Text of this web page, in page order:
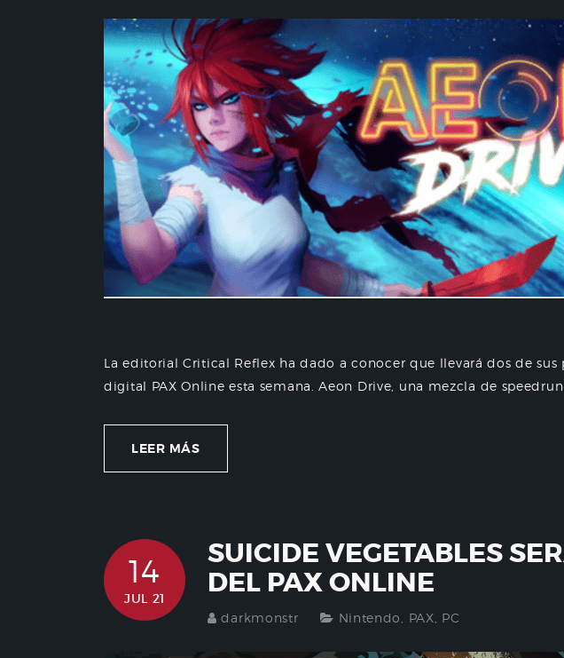
La editorial Critical Reflex ha dado a conocer que llevará dos de sus
digital PAX Online esta semana. Aeon Drive, una mezcla de
LEER MÁS
14
JUL 21
SUICIDE VEGETABLES
DEL PAX ONLINE
darkmonstr Nintendo PAX PC